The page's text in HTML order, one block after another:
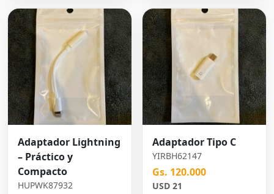
Adaptador Lightning
– Práctico y
Compacto
HUPWK87932
Adaptador Tipo C
YIRBH62147
Gs. 120.000
USD 21